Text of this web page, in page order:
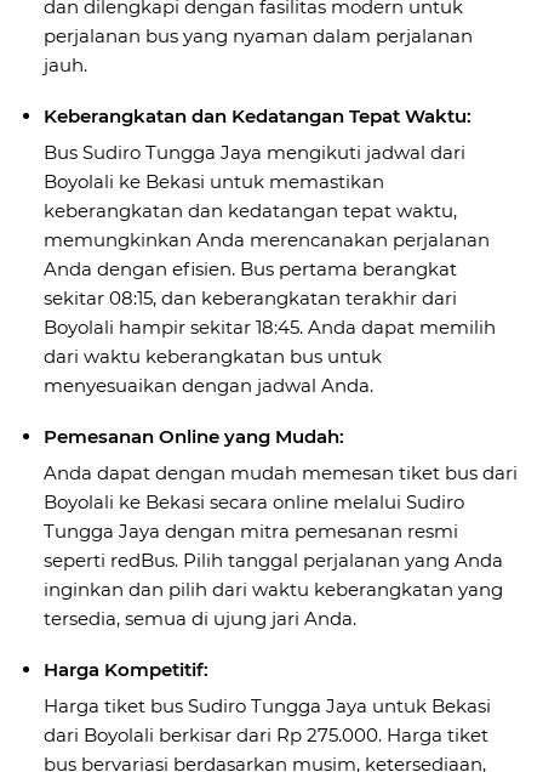
dan dilengkapi dengan fasilitas modern untuk
perjalanan bus yang nyaman dalam perjalanan
jauh.
Keberangkatan dan Kedatangan Tepat Waktu:
Bus Sudiro Tungga Jaya mengikuti jadwal dari
Boyolali ke Bekasi untuk memastikan
keberangkatan dan kedatangan tepat waktu,
memungkinkan Anda merencanakan perjalanan
Anda dengan efisien. Bus pertama berangkat
sekitar 08:15, dan keberangkatan terakhir dari
Boyolali hampir sekitar 18:45. Anda dapat memilih
dari waktu keberangkatan bus untuk
menyesuaikan dengan jadwal Anda.
Pemesanan Online yang Mudah:
Anda dapat dengan mudah memesan tiket bus dari
Boyolali ke Bekasi secara online melalui Sudiro
Tungga Jaya dengan mitra pemesanan resmi
seperti redBus. Pilih tanggal perjalanan yang Anda
inginkan dan pilih dari waktu keberangkatan yang
tersedia, semua di ujung jari Anda.
Harga Kompetitif:
Harga tiket bus Sudiro Tungga Jaya untuk Bekasi
dari Boyolali berkisar dari Rp 275.000. Harga tiket
bus bervariasi berdasarkan musim, ketersediaan,